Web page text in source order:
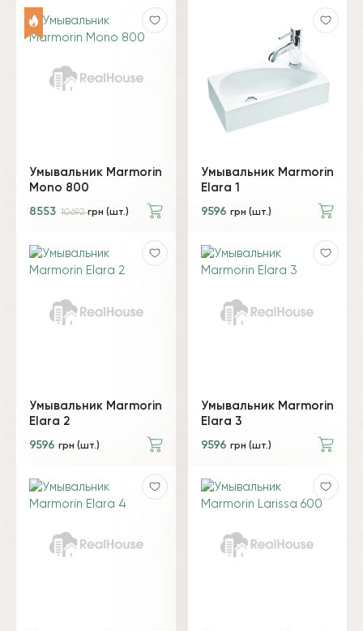
Умывальник Marmorin
Mono 800
8553 10692грн (шт.)
Умывальник Marmorin
Elara 1
9596 грн (шт.)
Умывальник Marmorin
Elara 2
9596 грн (шт.)
Умывальник Marmorin
Elara 3
9596 грн (шт.)